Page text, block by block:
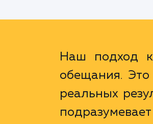
Наш подход к
обещания.
реальных